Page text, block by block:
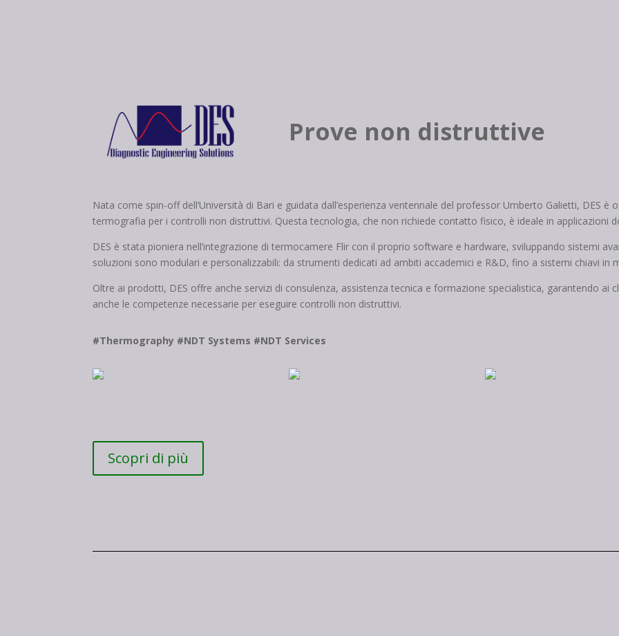
Prove non distruttive
Nata come spin-off dell’Università di Bari e guidata dall’esperienza ventennale del professor Umberto Galietti, DES è
termografia per i controlli non distruttivi. Questa tecnologia, che non richiede contatto fisico, è ideale in applicazioni
DES è stata pioniera nell’integrazione di termocamere Flir con il proprio software e hardware, sviluppando sistemi
soluzioni sono modulari e personalizzabili: da strumenti dedicati ad ambiti accademici e R&D, fino a sistemi chiavi in
Oltre ai prodotti, DES offre anche servizi di consulenza, assistenza tecnica e formazione specialistica, garantendo ai
anche le competenze necessarie per eseguire controlli non distruttivi.
#Thermography #NDT Systems #NDT Services
Scopri di più